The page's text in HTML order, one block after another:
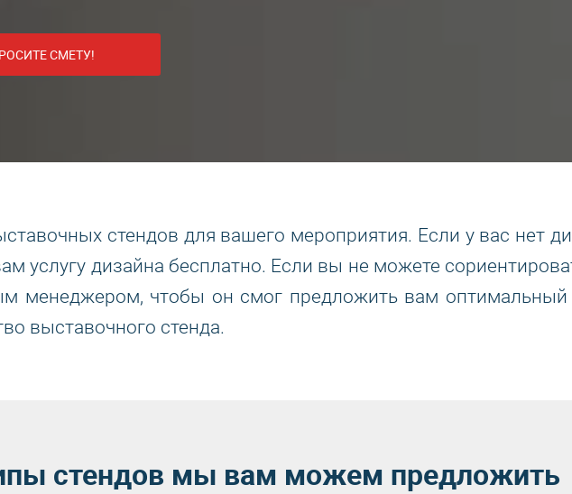
СМЕТУ!
стендов для вашего мероприятия. Если у вас нет
услугу дизайна бесплатно. Если вы не можете
менеджером, чтобы он смог предложить вам оптимальный
выставочного стенда.
стендов мы вам можем предложить